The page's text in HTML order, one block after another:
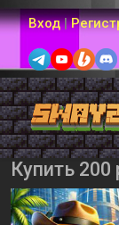
Вход |
Купить 200